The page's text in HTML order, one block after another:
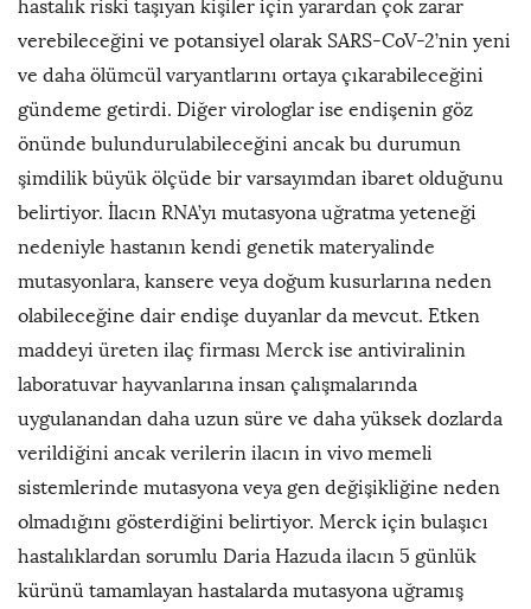
hastalık riski taşıyan kişiler için yarardan çok zarar
verebileceğini ve potansiyel olarak SARS-CoV-2’nin yeni
ve daha ölümcül varyantlarını ortaya çıkarabileceğini
gündeme getirdi. Diğer virologlar ise endişenin göz
önünde bulundurulabileceğini ancak bu durumun
şimdilik büyük ölçüde bir varsayımdan ibaret olduğunu
belirtiyor. İlacın RNA’yı mutasyona uğratma yeteneği
nedeniyle hastanın kendi genetik materyalinde
mutasyonlara, kansere veya doğum kusurlarına neden
olabileceğine dair endişe duyanlar da mevcut. Etken
maddeyi üreten ilaç firması Merck ise antiviralinin
laboratuvar hayvanlarına insan çalışmalarında
uygulanandan daha uzun süre ve daha yüksek dozlarda
verildiğini ancak verilerin ilacın in vivo memeli
sistemlerinde mutasyona veya gen değişikliğine neden
olmadığını gösterdiğini belirtiyor. Merck için bulaşıcı
hastalıklardan sorumlu Daria Hazuda ilacın 5 günlük
kürünü tamamlayan hastalarda mutasyona uğramış